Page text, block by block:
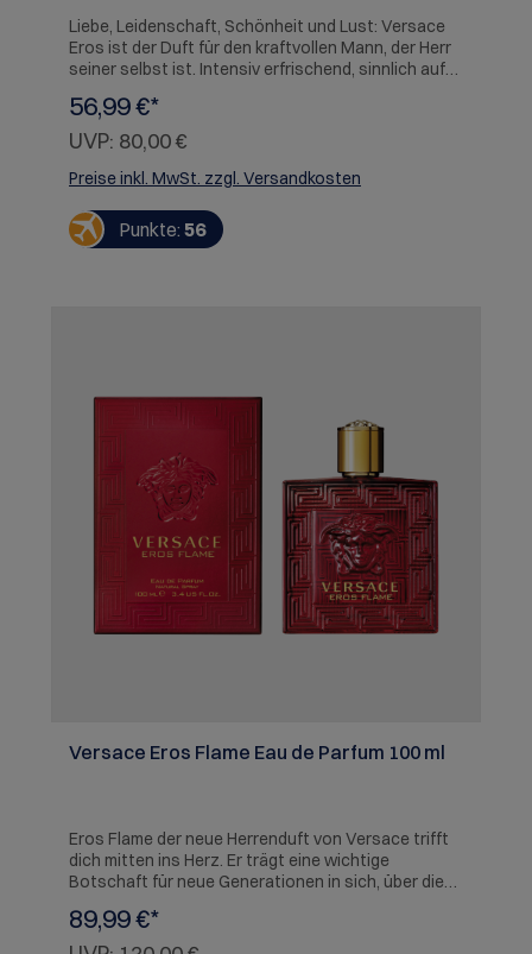
Liebe, Leidenschaft, Schönheit und Lust: Versace
Eros ist der Duft für den kraftvollen Mann, der Herr
seiner selbst ist. Intensiv erfrischend, sinnlich auf
zeitgenössische Hommage an das Mittelmeer und
die griechische Mythologie.
56,99 €*
UVP: 80,00 €
Preise inkl. MwSt. zzgl. Versandkosten
Punkte: 56
Versace Eros Flame Eau de Parfum 100 ml
Eros Flame der neue Herrenduft von Versace trifft
dich mitten ins Herz. Er trägt eine wichtige
Botschaft für neue Generationen in sich, über die
Anziehungskraft der Verschiedenartigkeit. Versace
Eros Flamme ist ein Du ft für einen starken,
89,99 €*